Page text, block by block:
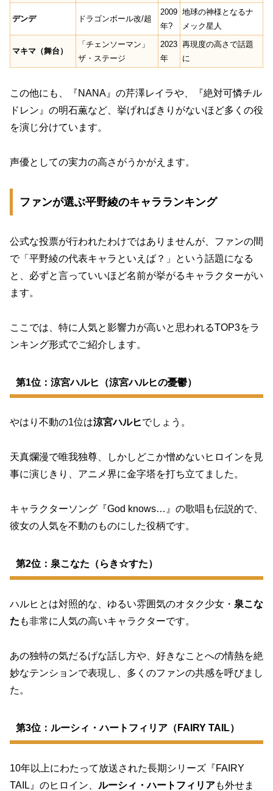
デンデ ドラゴンボール改/超
2009
年?
地球の神様となるナ
メック星人
マキマ（舞台）
「チェンソーマン」
ザ・ステージ
2023
年
再現度の高さで話題
に
この他にも、『NANA』の芹澤レイラや、『絶対可憐チル
ドレン』の明石薫など、挙げればきりがないほど多くの役
を演じ分けています。
声優としての実力の高さがうかがえます。
ファンが選ぶ平野綾のキャラランキング
公式な投票が行われたわけではありませんが、ファンの間
で「平野綾の代表キャラといえば？」という話題になる
と、必ずと言っていいほど名前が挙がるキャラクターがい
ます。
ここでは、特に人気と影響力が高いと思われるTOP3をラ
ンキング形式でご紹介します。
第1位：涼宮ハルヒ（涼宮ハルヒの憂鬱）
やはり不動の1位は涼宮ハルヒでしょう。
天真爛漫で唯我独尊、しかしどこか憎めないヒロインを見
事に演じきり、アニメ界に金字塔を打ち立てました。
キャラクターソング『God knows…』の歌唱も伝説的で、
彼女の人気を不動のものにした役柄です。
第2位：泉こなた（らき☆すた）
ハルヒとは対照的な、ゆるい雰囲気のオタク少女・ 泉こな
た も非常に人気の高いキャラクターです。
あの独特の気だるげな話し方や、好きなことへの情熱を絶
妙なテンションで表現し、多くのファンの共感を呼びまし
た。
第3位：ルーシィ・ハートフィリア（FAIRY TAIL）
10年以上にわたって放送された長期シリーズ『FAIRY
TAIL』のヒロイン、 ルーシィ・ハートフィリアも外せま